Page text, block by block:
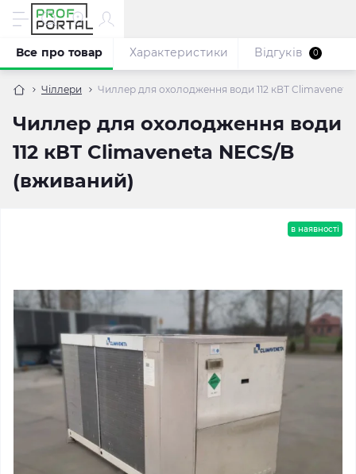
Чіллери Чиллер для охолодження води 112 кВТ Climaveneta
Чиллер для охолодження води
112 кВТ Climaveneta NECS/B
(вживаний)
Все про товар Характеристики Відгуків 0
в наявності